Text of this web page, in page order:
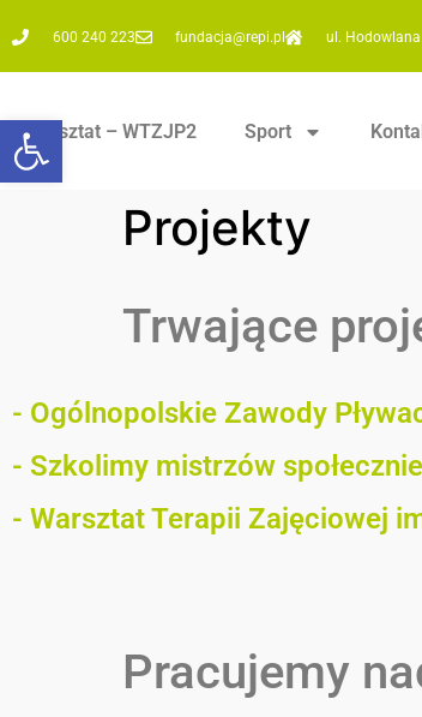
Otwórz pasek narzędzi
600 240 223 fundacja@repi.pl ul.
Warsztat – WTZJP2 Sport
Projekty
Trwające
- Ogólnopolskie Zawody
- Szkolimy mistrzów
- Warsztat Terapii Zajęciowej
Pracujemy